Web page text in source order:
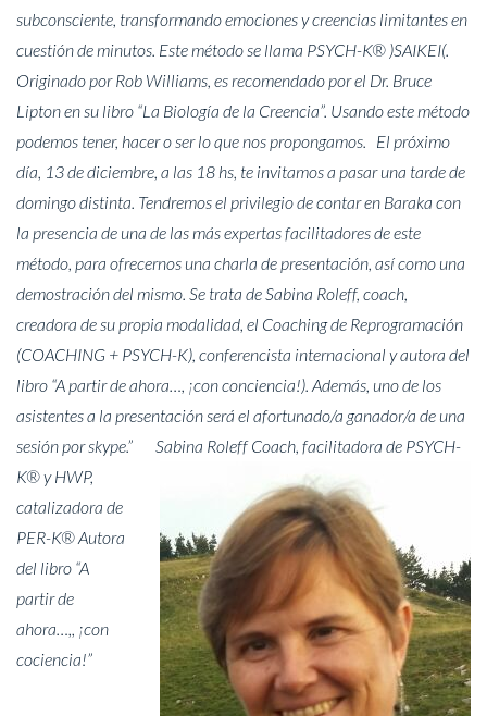
subconsciente, transformando emociones y creencias limitantes en
cuestión de minutos. Este método se llama PSYCH-K® )SAIKEI(.
Originado por Rob Williams, es recomendado por el Dr. Bruce
Lipton en su libro “La Biología de la Creencia”. Usando este método
podemos tener, hacer o ser lo que nos propongamos. El próximo
día, 13 de diciembre, a las 18 hs, te invitamos a pasar una tarde de
domingo distinta. Tendremos el privilegio de contar en Baraka con
la presencia de una de las más expertas facilitadores de este
método, para ofrecernos una charla de presentación, así como una
demostración del mismo. Se trata de Sabina Roleff, coach,
creadora de su propia modalidad, el Coaching de Reprogramación
(COACHING + PSYCH-K), conferencista internacional y autora del
libro “A partir de ahora…, ¡con conciencia!). Además, uno de los
asistentes a la presentación será el afortunado/a ganador/a de una
sesión por skype.”
Sabina Roleff Coach, facilitadora de PSYCH-
K® y HWP,
catalizadora de
PER-K®Autora
del libro “A
partir de
ahora…,, ¡con
cociencia!”